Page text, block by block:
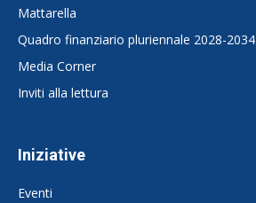
Mattarella
Quadro finanziario pluriennale 2028-2034
Media Corner
Inviti alla lettura
Iniziative
Eventi